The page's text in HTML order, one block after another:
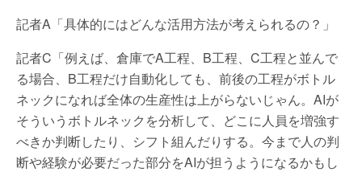
記者A「具体的にはどんな活用方法が考えられるの？」
記者C「例えば、倉庫でA工程、B工程、C工程と並んで
る場合、B工程だけ自動化しても、前後の工程がボトル
ネックになれば全体の生産性は上がらないじゃん。AIが
そういうボトルネックを分析して、どこに人員を増強す
べきか判断したり、シフト組んだりする。今まで人の判
断や経験が必要だった部分をAIが担うようになるかもし